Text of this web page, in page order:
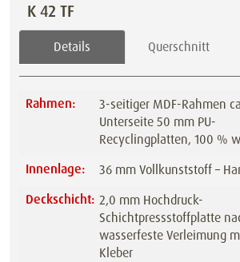
K 42 TF
Details Querschnitt
Rahmen:
3-seitiger MDF-Rahmen
Unterseite 50 mm PU-
Recyclingplatten, 100 %
Innenlage:
36 mm Vollkunststoff –
Deckschicht: 2,0 mm Hochdruck-
Schichtpressstoffplatte
wasserfeste Verleimung
Kleber